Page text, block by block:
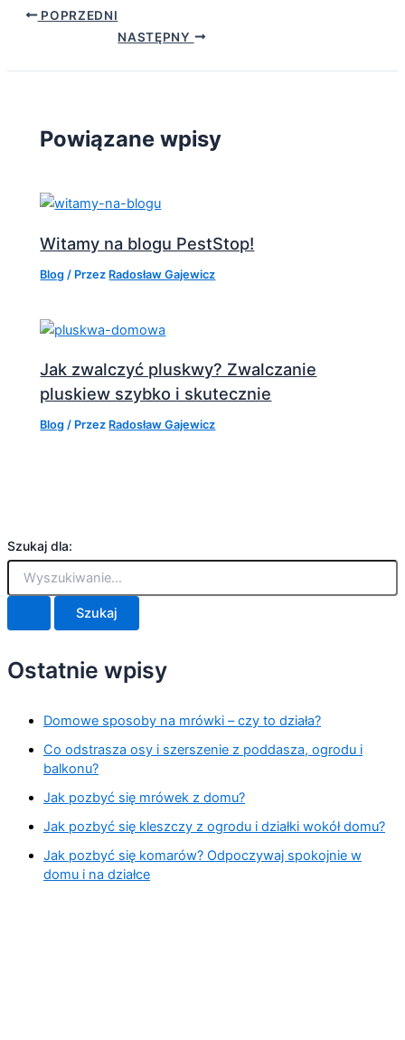
POPRZEDNI
NASTĘPNY
Powiązane wpisy
Witamy na blogu PestStop!
Blog / Przez Radosław Gajewicz
Jak zwalczyć pluskwy? Zwalczanie
pluskiew szybko i skutecznie
Blog / Przez Radosław Gajewicz
Szukaj dla:
Ostatnie wpisy
Domowe sposoby na mrówki – czy to działa?
Co odstrasza osy i szerszenie z poddasza, ogrodu i
balkonu?
Jak pozbyć się mrówek z domu?
Jak pozbyć się kleszczy z ogrodu i działki wokół domu?
Jak pozbyć się komarów? Odpoczywaj spokojnie w
domu i na działce